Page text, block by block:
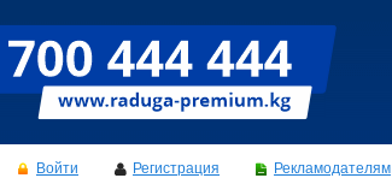
Войти Регистрация Рекламодателям